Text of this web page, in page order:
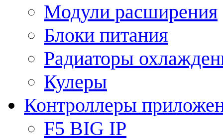
Модули расширения
Блоки питания
Радиаторы
Кулеры
Контроллеры
F5 BIG IP